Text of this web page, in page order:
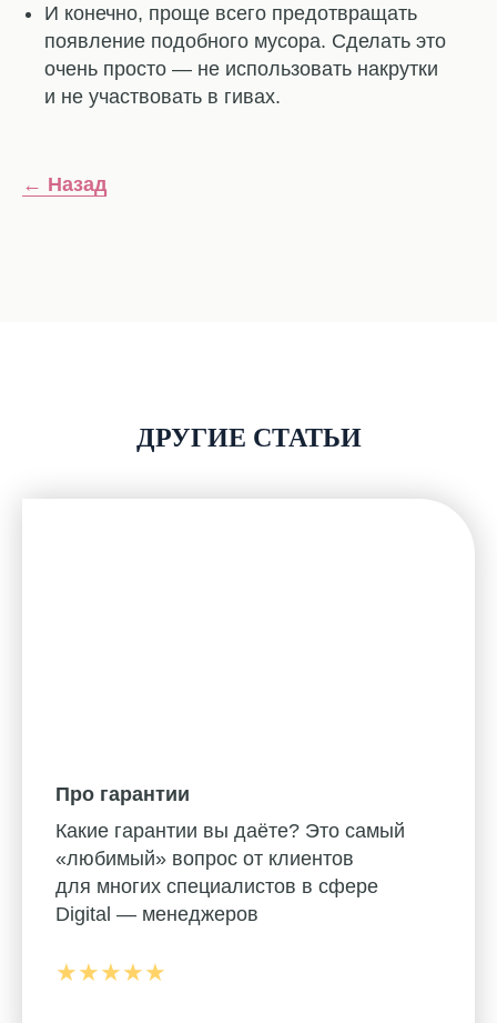
И конечно, проще всего предотвращать
появление подобного мусора. Сделать это
очень просто — не использовать накрутки
и не участвовать в гивах.
← Назад
ДРУГИЕ СТАТЬИ
Про гарантии
Какие гарантии вы даёте? Это самый
«любимый» вопрос от клиентов
для многих специалистов в сфере
Digital — менеджеров
★★★★★